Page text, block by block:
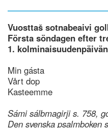
Vuosttaš sotnabeaivi
Första söndagen efter
1.
Min gásta
Vårt dop
Kasteemme
Sámi sálbmagirji s. 758,
Den svenska psalmboken